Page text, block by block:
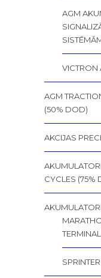
AGM
VICTRON
AGM
(50% DOD)
AKCIJAS
CYCLES (75%